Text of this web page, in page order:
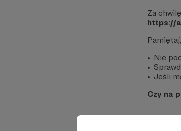
Za
https://
Nie
Jeśli
Czy na